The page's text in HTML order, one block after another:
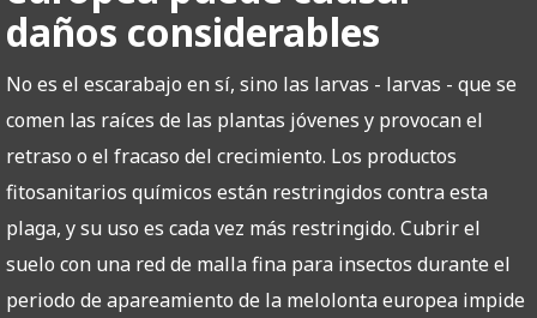
daños considerables
No es el escarabajo en sí, sino las larvas - larvas - que se
comen las raíces de las plantas jóvenes y provocan el
retraso o el fracaso del crecimiento. Los productos
fitosanitarios químicos están restringidos contra esta
plaga, y su uso es cada vez más restringido. Cubrir el
suelo con una red de malla fina para insectos durante el
periodo de apareamiento de la melolonta europea impide